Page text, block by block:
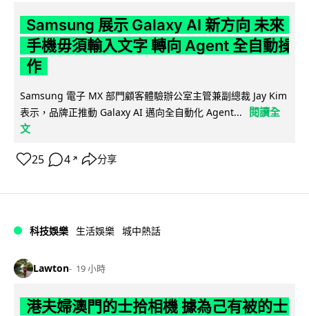
Samsung 展示 Galaxy AI 新方向 未來
手機毋須輸入文字 轉向 Agent 全自動操
作
Samsung 電子 MX 部門顧客體驗辦公室主管兼副總裁 Jay Kim
表示，品牌正推動 Galaxy AI 邁向全自動化 Agent...
閱讀全
文
25 4 ↗ 分享
科技娛樂 生活娛樂 城中熱話
Lawton 19 小時
港夫婦澳門的士拾相機 據為己有被的士